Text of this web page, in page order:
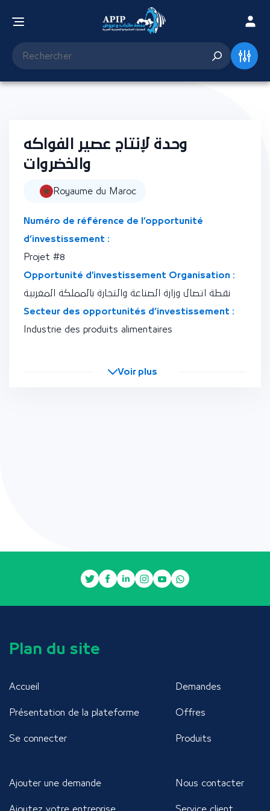
وحدة لإنتاج عصير الفواكه
والخضروات
Royaume du Maroc
Numéro de référence de l’opportunité
d’investissement :
Projet #8
Opportunité d'investissement Organisation :
نقطة اتصال وزارة الصناعة والتجارة بالمملكة المغربية
Secteur des opportunités d’investissement :
Industrie des produits alimentaires
Voir plus
Plan du site
Accueil
Présentation de la plateforme
Se connecter
Demandes
Offres
Produits
Ajouter une demande
Ajoutez votre entreprise
Nous contacter
Service client